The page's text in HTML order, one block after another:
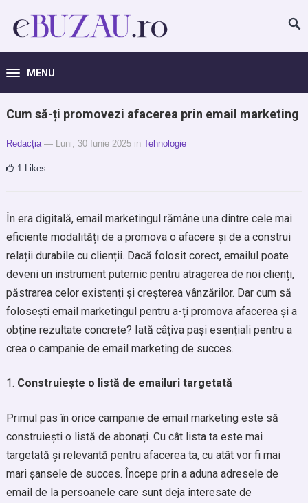
MENU
Cum să-ți promovezi afacerea prin email marketing
Redacția — Luni, 30 Iunie 2025 in Tehnologie
1 Likes
În era digitală, email marketingul rămâne una dintre cele mai
eficiente modalități de a promova o afacere și de a construi
relații durabile cu clienții. Dacă folosit corect, emailul poate
deveni un instrument puternic pentru atragerea de noi clienți,
păstrarea celor existenți și creșterea vânzărilor. Dar cum să
folosești email marketingul pentru a-ți promova afacerea și a
obține rezultate concrete? Iată câțiva pași esențiali pentru a
crea o campanie de email marketing de succes.
Construiește o listă de emailuri targetată
Primul pas în orice campanie de email marketing este să
construiești o listă de abonați. Cu cât lista ta este mai
targetată și relevantă pentru afacerea ta, cu atât vor fi mai
mari șansele de succes. Începe prin a aduna adresele de
email de la persoanele care sunt deja interesate de